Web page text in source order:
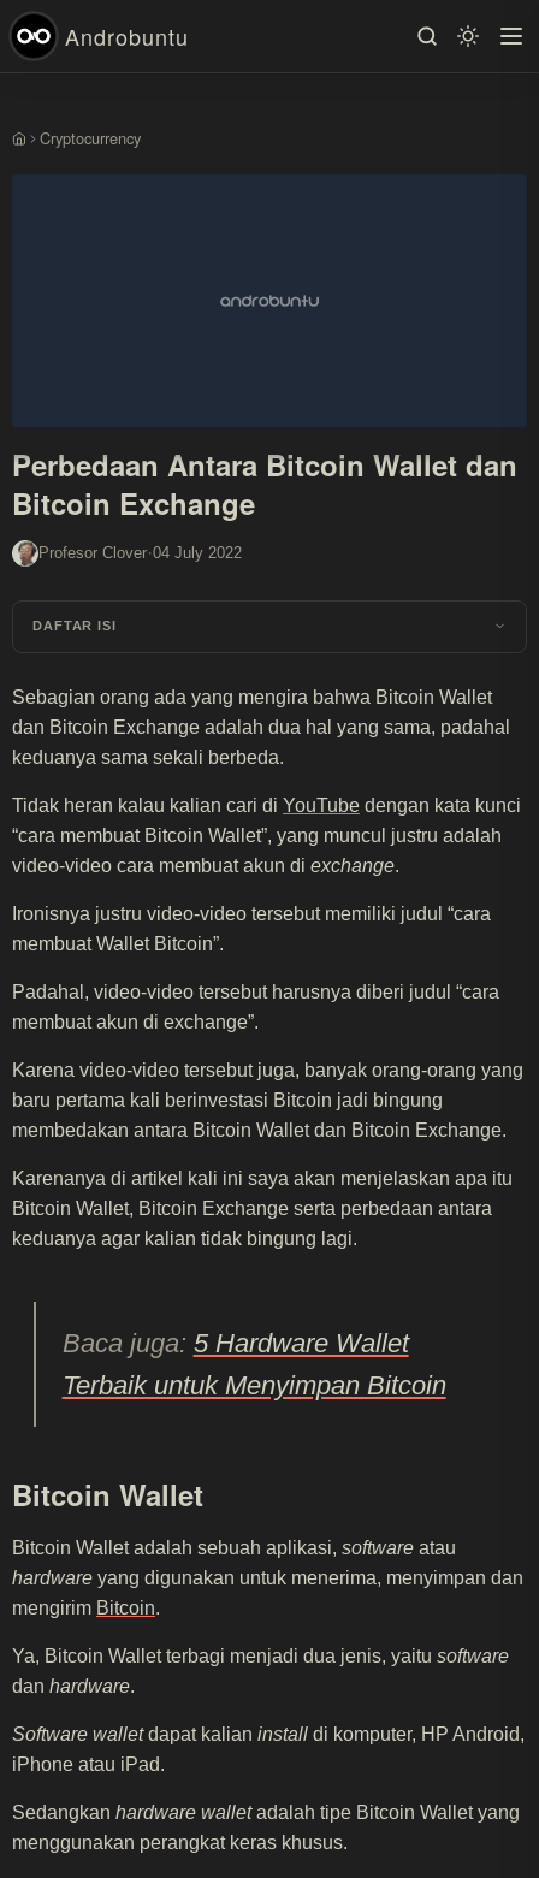
Androbuntu
BerandaCryptocurrency
Perbedaan Antara Bitcoin Wallet dan
Bitcoin Exchange
Profesor Clover·04 July 2022
DAFTAR ISI
Sebagian orang ada yang mengira bahwa Bitcoin Wallet
dan Bitcoin Exchange adalah dua hal yang sama, padahal
keduanya sama sekali berbeda.
Tidak heran kalau kalian cari di YouTube dengan kata kunci
“cara membuat Bitcoin Wallet”, yang muncul justru adalah
video-video cara membuat akun di exchange.
Ironisnya justru video-video tersebut memiliki judul “cara
membuat Wallet Bitcoin”.
Padahal, video-video tersebut harusnya diberi judul “cara
membuat akun di exchange”.
Karena video-video tersebut juga, banyak orang-orang yang
baru pertama kali berinvestasi Bitcoin jadi bingung
membedakan antara Bitcoin Wallet dan Bitcoin Exchange.
Karenanya di artikel kali ini saya akan menjelaskan apa itu
Bitcoin Wallet, Bitcoin Exchange serta perbedaan antara
keduanya agar kalian tidak bingung lagi.
Baca juga: 5 Hardware Wallet
Terbaik untuk Menyimpan Bitcoin
Bitcoin Wallet
Bitcoin Wallet adalah sebuah aplikasi, software atau
hardware yang digunakan untuk menerima, menyimpan dan
mengirim Bitcoin.
Ya, Bitcoin Wallet terbagi menjadi dua jenis, yaitu software
dan hardware.
Software walletdapat kalian install di komputer, HP Android,
iPhone atau iPad.
Sedangkan hardware walletadalah tipe Bitcoin Wallet yang
menggunakan perangkat keras khusus.